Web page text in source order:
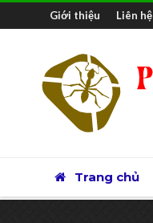
Giới thiệu Liên hệ
Trang chủ